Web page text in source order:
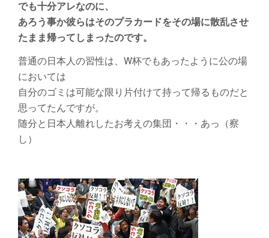
でも十分アレなのに、
あろう事か彼らはそのプラカードをその場に散乱させ
たまま帰ってしまったのです。
普通の日本人の習性は、W杯でもあったように公の場
においては
自分のゴミは可能な限り片付けて持って帰るものだと
思ってたんですが。
随分と日本人離れしたお考えの集団・・・あっ（察
し）